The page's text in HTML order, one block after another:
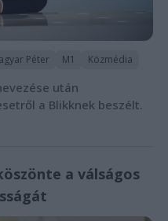
Péter M1 Közmédia
után
a Blikknek beszélt.
a válságos